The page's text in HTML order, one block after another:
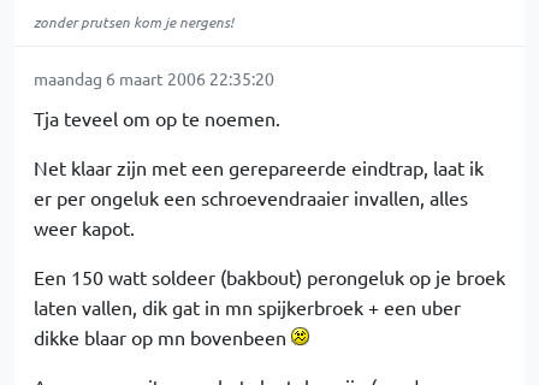
zonder prutsen kom je nergens!
maandag 6 maart 2006 22:35:20
Tja teveel om op te noemen.
Net klaar zijn met een gerepareerde eindtrap, laat ik
er per ongeluk een schroevendraaier invallen, alles
weer kapot.
Een 150 watt soldeer (bakbout) perongeluk op je broek
laten vallen, dik gat in mn spijkerbroek + een uber
dikke blaar op mn bovenbeen